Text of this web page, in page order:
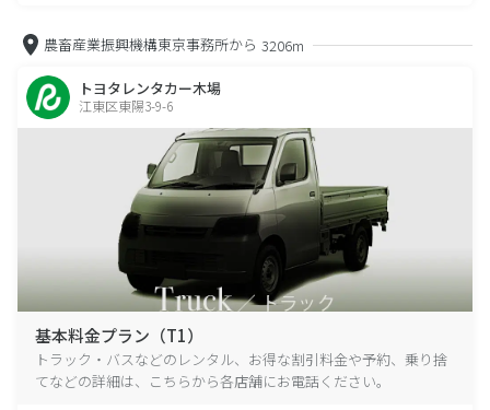
農畜産業振興機構東京事務所から 3206m
トヨタレンタカー木場
江東区東陽3-9-6
基本料金プラン（T1）
トラック・バスなどのレンタル、お得な割引料金や予約、乗り捨
てなどの詳細は、こちらから各店舗にお電話ください。